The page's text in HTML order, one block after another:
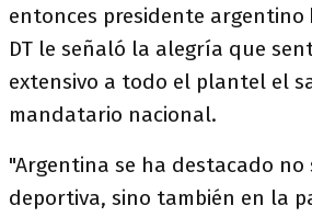
entonces presidente argentino
DT le señaló la alegría que
extensivo a todo el plantel el
mandatario nacional.
"Argentina se ha destacado
deportiva, sino también en la